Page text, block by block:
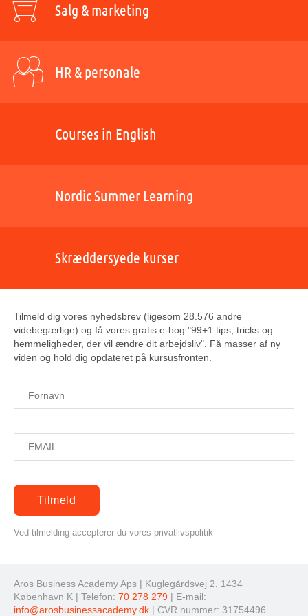
Salg & marketing
HR & personale
Courses in English
Nordic Summer Learning
Skræddersyede kurser
Tilmeld dig vores nyhedsbrev (ligesom 28.576 andre
videbegærlige) og få vores gratis e-bog "99+1 tips, tricks og
hemmeligheder, der vil ændre dit arbejdsliv". Få masser af ny
viden og hold dig opdateret på kursusfronten.
Ved tilmelding accepterer du vores privatlivspolitik
Aros Business Academy Aps | Kuglegårdsvej 2, 1434
København K | Telefon: 70 278 279 | E-mail:
info@arosbusinessacademy.dk | CVR nummer: 31754496